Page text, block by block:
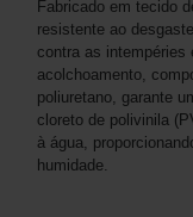
Fabricado em tecido
resistente ao
contra as intempéries
acolchoamento,
poliuretano, garante
cloreto de polivinila
à água,
humidade.